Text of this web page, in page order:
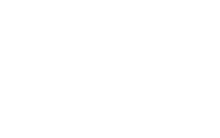
tjenester og gadgets fra
af din skærm. Du kan også
konverteret til tekst med det
smarte AI-
i mange år fremover.
vil denne Pixel hjælpe dig i
Så tjek Google Pixel 9